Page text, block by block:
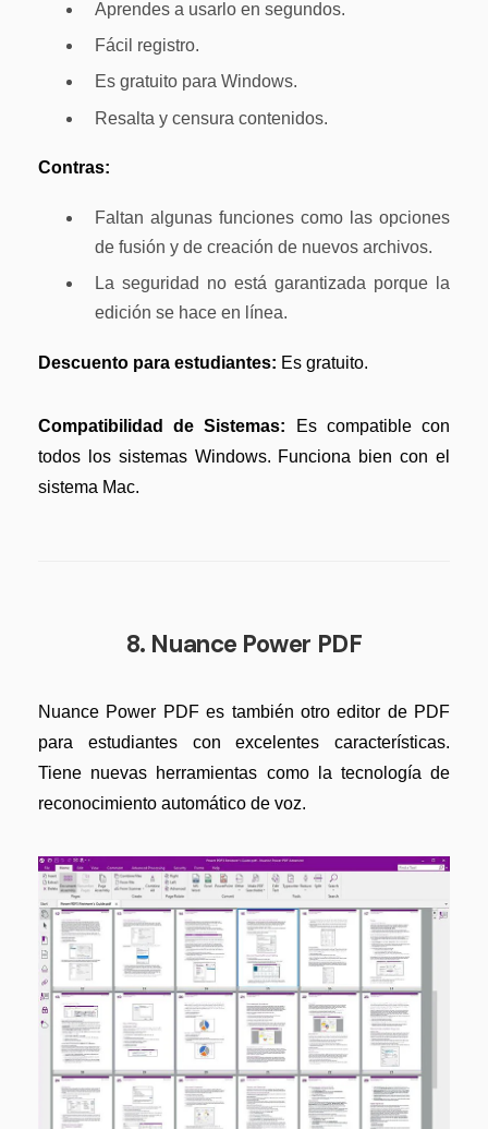
Aprendes a usarlo en segundos.
Fácil registro.
Es gratuito para Windows.
Resalta y censura contenidos.
Contras:
Faltan algunas funciones como las opciones
de fusión y de creación de nuevos archivos.
La seguridad no está garantizada porque la
edición se hace en línea.
Descuento para estudiantes: Es gratuito.
Compatibilidad de Sistemas: Es compatible con
todos los sistemas Windows. Funciona bien con el
sistema Mac.
8. Nuance Power PDF
Nuance Power PDF es también otro editor de PDF
para estudiantes con excelentes características.
Tiene nuevas herramientas como la tecnología de
reconocimiento automático de voz.